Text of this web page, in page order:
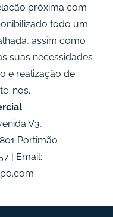
próxima com
todo um
assim como
suas necessidades
e realização de
nos.
V3,
Portimão
| Email: